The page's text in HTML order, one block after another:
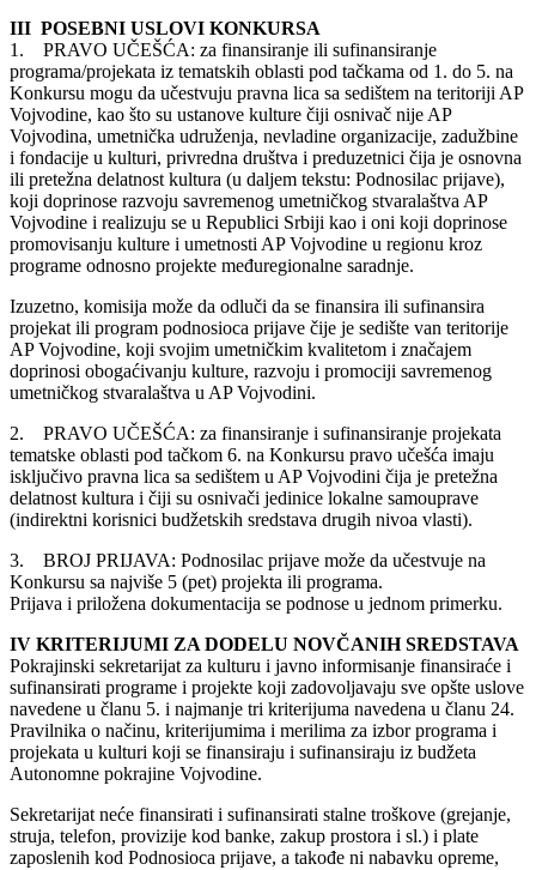
III POSEBNI USLOVI KONKURSA
1. PRAVO UČEŠĆA: za finansiranje ili sufinansiranje
programa/projekata iz tematskih oblasti pod tačkama od 1. do 5. na
Konkursu mogu da učestvuju pravna lica sa sedištem na teritoriji AP
Vojvodine, kao što su ustanove kulture čiji osnivač nije AP
Vojvodina, umetnička udruženja, nevladine organizacije, zadužbine
i fondacije u kulturi, privredna društva i preduzetnici čija je osnovna
ili pretežna delatnost kultura (u daljem tekstu: Podnosilac prijave),
koji doprinose razvoju savremenog umetničkog stvaralaštva AP
Vojvodine i realizuju se u Republici Srbiji kao i oni koji doprinose
promovisanju kulture i umetnosti AP Vojvodine u regionu kroz
programe odnosno projekte međuregionalne saradnje.
Izuzetno, komisija može da odluči da se finansira ili sufinansira
projekat ili program podnosioca prijave čije je sedište van teritorije
AP Vojvodine, koji svojim umetničkim kvalitetom i značajem
doprinosi obogaćivanju kulture, razvoju i promociji savremenog
umetničkog stvaralaštva u AP Vojvodini.
2. PRAVO UČEŠĆA: za finansiranje i sufinansiranje projekata
tematske oblasti pod tačkom 6. na Konkursu pravo učešća imaju
isključivo pravna lica sa sedištem u AP Vojvodini čija je pretežna
delatnost kultura i čiji su osnivači jedinice lokalne samouprave
(indirektni korisnici budžetskih sredstava drugih nivoa vlasti).
3. BROJ PRIJAVA: Podnosilac prijave može da učestvuje na
Konkursu sa najviše 5 (pet) projekta ili programa.
Prijava i priložena dokumentacija se podnose u jednom primerku.
IV KRITERIJUMI ZA DODELU NOVČANIH SREDSTAVA
Pokrajinski sekretarijat za kulturu i javno informisanje finansiraće i
sufinansirati programe i projekte koji zadovoljavaju sve opšte uslove
navedene u članu 5. i najmanje tri kriterijuma navedena u članu 24.
Pravilnika o načinu, kriterijumima i merilima za izbor programa i
projekata u kulturi koji se finansiraju i sufinansiraju iz budžeta
Autonomne pokrajine Vojvodine.
Sekretarijat neće finansirati i sufinansirati stalne troškove (grejanje,
struja, telefon, provizije kod banke, zakup prostora i sl.) i plate
zaposlenih kod Podnosioca prijave, a takođe ni nabavku opreme,